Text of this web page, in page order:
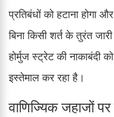
प्रतिबंधों को हटाना होगा
बिना किसी शर्त के तुरंत
होर्मुज स्ट्रेट की
इस्तेमाल कर रहा है।
वाणिज्यिक जहाजों